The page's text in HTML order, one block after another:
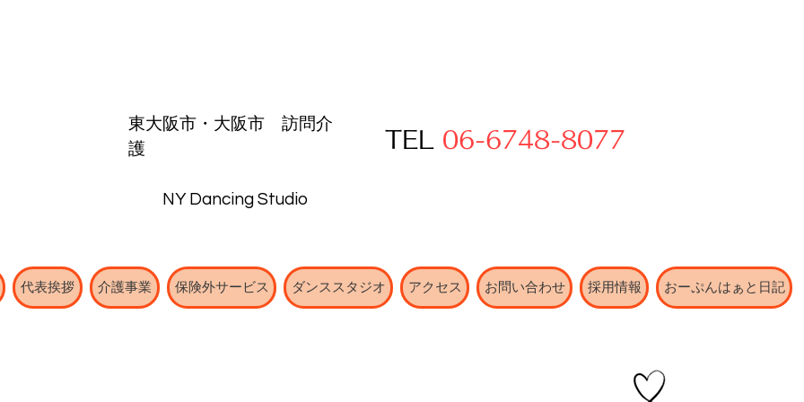
東大阪市・ 大阪市 ​訪問介
護
NY Dancing Studio
TEL 06-6748-8077
代表挨拶 介護事業 保険外サービス ダンススタジオ アクセス お問い合わせ 採用情報 おーぷんはぁと日記